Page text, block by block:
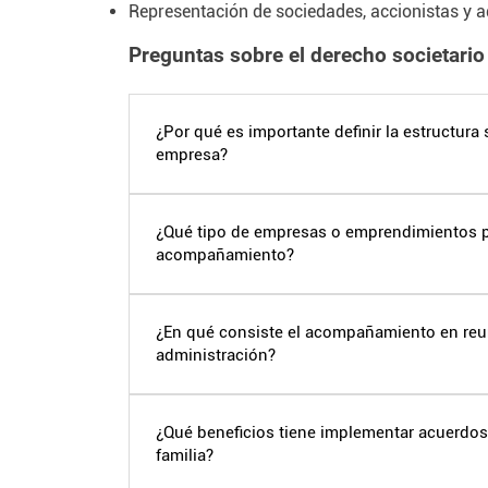
Representación de sociedades, accionistas
Preguntas sobre el derecho societario
¿Por qué es importante definir la estructura
empresa?
distribuyen responsabilidades, cómo se
obligaciones legales y tributarias. Elegir
¿Qué tipo de empresas o emprendimientos
acompañamiento?
o familiares, puede fortalecer su
definida. Nuestro enfoque se adapta al
¿En qué consiste el acompañamiento en
administración?
gobierno corporativo para garantizar que
los estatutos y los acuerdos entre socios.
¿Qué beneficios tiene implementar
familia?